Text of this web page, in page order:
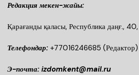
Редакция мекен-жайы:
Қарағанды қаласы, Республика
Телефондар: +77016246685 (Редактор)
Э-почта: izdomkent@mail.ru